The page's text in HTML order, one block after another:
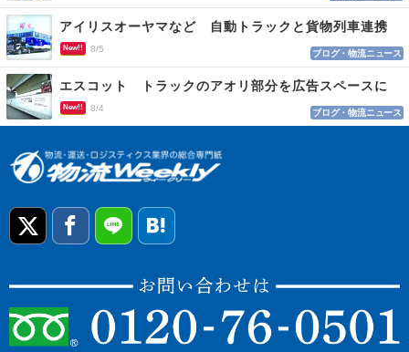
アイリスオーヤマなど 自動トラックと貨物列車連携
New!! 8/5 ブログ・物流ニュース
エスコット トラックのアオリ部分を広告スペースに
New!! 8/4 ブログ・物流ニュース